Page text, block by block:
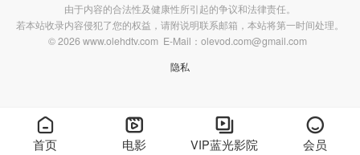
由于内容的合法性及健康性所引起的争议和法律责任。
若本站收录内容侵犯了您的权益，请附说明联系邮箱，本站将第一时间处理。
© 2026 www.olehdtv.com E-Mail：olevod.com@gmail.com
隐私

首页

电影

VIP蓝光影院

会员